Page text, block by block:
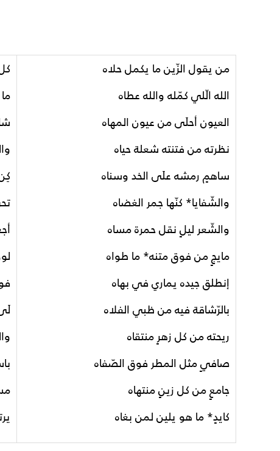
من يقول الزّين ما يكمل حلاه
الله الّلي كمّله والله عطاه
العيون أحلَى من عيون المهاه
نظرته من فتنته شعلة حياه
ساهمٍ رمشه علَى الخد وسناه
والشّفايا* كنّها جمر الغضاه
والشّعر ليلٍ نقل حمرة مساه
مايجٍ من فوق متنه* ما طواه
إنطلق جيده يماري في بهاه
بالرّشاقة فيه من ظبي الفلاه
ريحته من كل زهرٍ منتقاه
صافيٍ مثل المطر فوق الصّفاه
جامعٍ من كل زينٍ منتهاه
كايدٍ* ما هو يلين لمن بغاه